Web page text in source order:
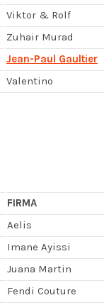
Viktor & Rolf
Zuhair Murad
Jean-Paul Gaultier
Valentino
FIRMA
Aelis
Imane Ayissi
Juana Martin
Fendi Couture